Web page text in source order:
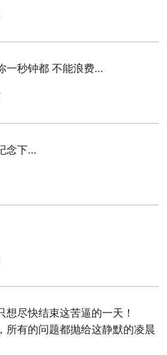
一秒钟都 不能浪费…
念下…
想尽快结束这苦逼的一天！
所有的问题都抛给这静默的凌晨